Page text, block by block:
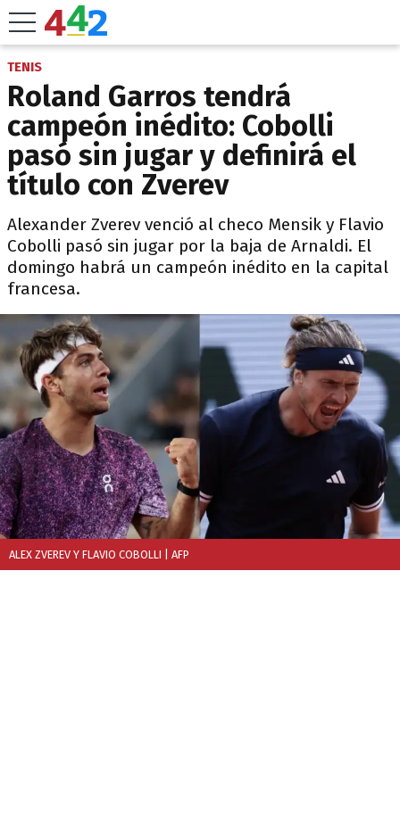
TENIS
Roland Garros tendrá
campeón inédito: Cobolli
pasó sin jugar y definirá el
título con Zverev
Alexander Zverev venció al checo Mensik y Flavio
Cobolli pasó sin jugar por la baja de Arnaldi. El
domingo habrá un campeón inédito en la capital
francesa.
ALEX ZVEREV Y FLAVIO COBOLLI | AFP